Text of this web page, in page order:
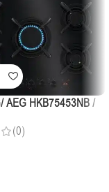
AEG HKB75453NB /
(0)